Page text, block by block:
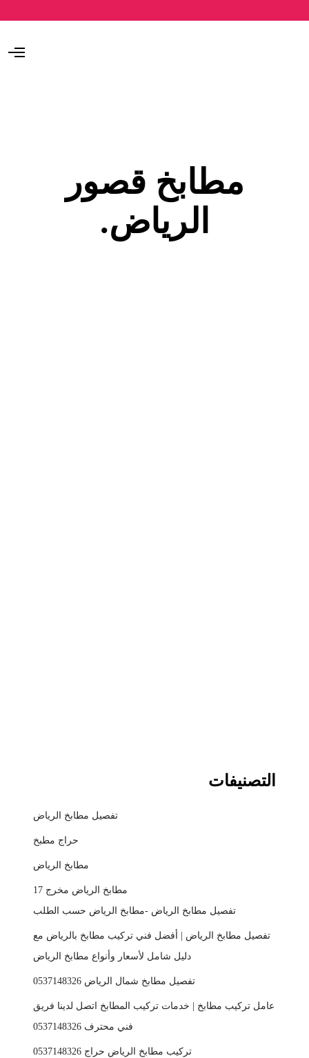
O
مطابخ قصور
الرياض.
التصنيفات
تفصيل مطابخ الرياض
حراج مطبخ
مطابخ الرياض
مطابخ الرياض مخرج 17
تفصيل مطابخ الرياض -مطابخ الرياض حسب الطلب
تفصيل مطابخ الرياض | أفضل فني تركيب مطابخ بالرياض مع
دليل شامل لأسعار وأنواع مطابخ الرياض
تفصيل مطابخ شمال الرياض 0537148326
عامل تركيب مطابخ | خدمات تركيب المطابخ اتصل لدينا فريق
فني محترف 0537148326
تركيب مطابخ الرياض حراج 0537148326